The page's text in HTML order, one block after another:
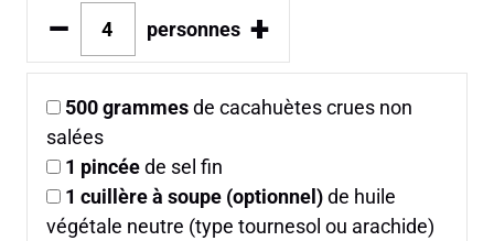
– personnes +
500grammesde cacahuètes crues non
salées
1 pincéede sel fin
1 cuillère à soupe (optionnel)de huile
végétale neutre (type tournesol ou arachide)